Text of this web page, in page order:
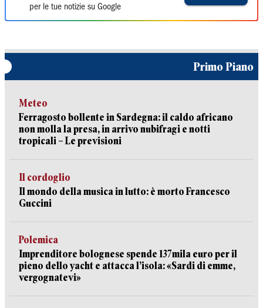
per le tue notizie su Google
Primo Piano
Meteo
Ferragosto bollente in Sardegna: il caldo africano
non molla la presa, in arrivo nubifragi e notti
tropicali – Le previsioni
Il cordoglio
Il mondo della musica in lutto: è morto Francesco
Guccini
Polemica
Imprenditore bolognese spende 137mila euro per il
pieno dello yacht e attacca l’isola: «Sardi di emme,
vergognatevi»